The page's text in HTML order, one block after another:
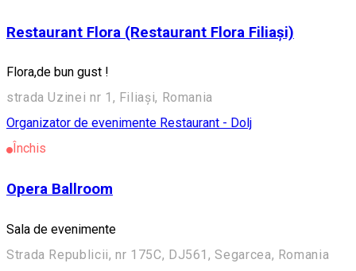
Restaurant Flora (Restaurant Flora Filiași)
Flora,de bun gust !
strada Uzinei nr 1, Filiași, Romania
Organizator de evenimente Restaurant - Dolj
Închis
Opera Ballroom
Sala de evenimente
Strada Republicii, nr 175C, DJ561, Segarcea, Romania